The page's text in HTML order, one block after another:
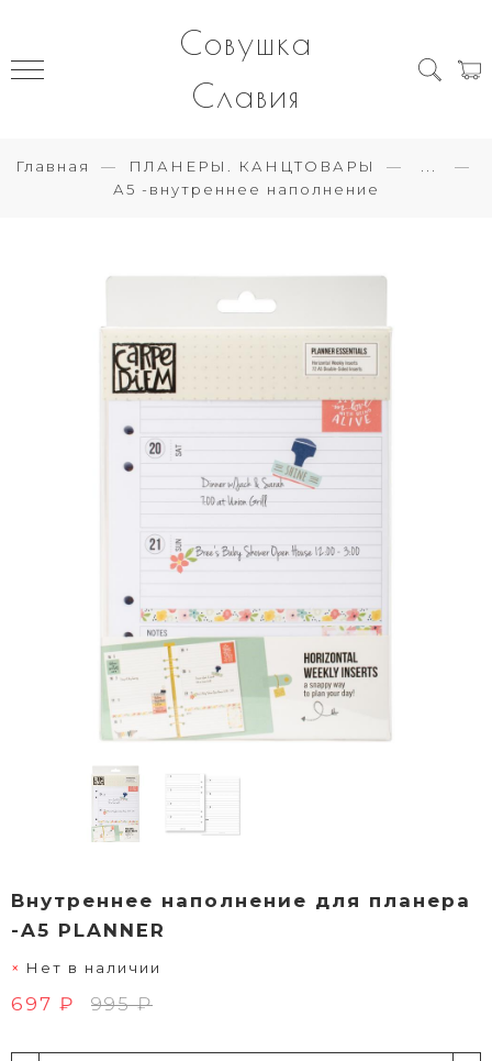
Совушка
Славия
Главная ПЛАНЕРЫ. КАНЦТОВАРЫ
А5 -внутреннее наполнение
Внутреннее наполнение для планера
-A5 PLANNER
Нет в наличии
697 ₽ 995 ₽